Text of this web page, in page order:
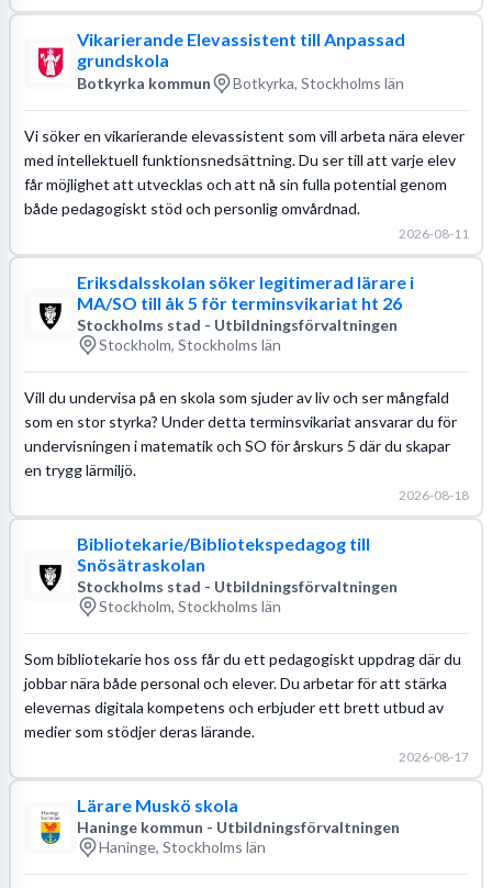
Vikarierande Elevassistent till Anpassad
grundskola
Botkyrka kommun Botkyrka, Stockholms län
Vi söker en vikarierande elevassistent som vill arbeta nära elever
med intellektuell funktionsnedsättning. Du ser till att varje elev
får möjlighet att utvecklas och att nå sin fulla potential genom
både pedagogiskt stöd och personlig omvårdnad.
2026-08-11
Eriksdalsskolan söker legitimerad lärare i
MA/SO till åk 5 för terminsvikariat ht 26
Stockholms stad - Utbildningsförvaltningen
Stockholm, Stockholms län
Vill du undervisa på en skola som sjuder av liv och ser mångfald
som en stor styrka? Under detta terminsvikariat ansvarar du för
undervisningen i matematik och SO för årskurs 5 där du skapar
en trygg lärmiljö.
2026-08-18
Bibliotekarie/Bibliotekspedagog till
Snösätraskolan
Stockholms stad - Utbildningsförvaltningen
Stockholm, Stockholms län
Som bibliotekarie hos oss får du ett pedagogiskt uppdrag där du
jobbar nära både personal och elever. Du arbetar för att stärka
elevernas digitala kompetens och erbjuder ett brett utbud av
medier som stödjer deras lärande.
2026-08-17
Lärare Muskö skola
Haninge kommun - Utbildningsförvaltningen
Haninge, Stockholms län